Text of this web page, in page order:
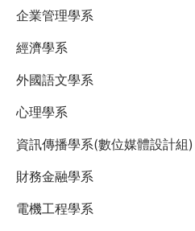
企業管理學系
經濟學系
外國語文學系
心理學系
資訊傳播學系(數位媒體設計組)
財務金融學系
電機工程學系